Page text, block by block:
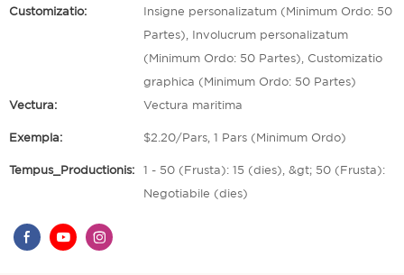
Customizatio: Insigne personalizatum (Minimum Ordo: 50
Partes), Involucrum personalizatum
(Minimum Ordo: 50 Partes), Customizatio
graphica (Minimum Ordo: 50 Partes)
Vectura: Vectura maritima
Exempla: $2.20/Pars, 1 Pars (Minimum Ordo)
Tempus_Productionis: 1 - 50 (Frusta): 15 (dies), &gt; 50 (Frusta):
Negotiabile (dies)